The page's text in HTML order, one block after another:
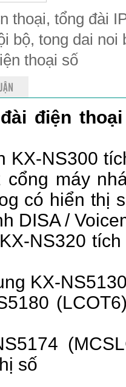
thoại, tổng đài
bộ, tong dai
thoại số
điện thoại
KX-NS300
máy
có hiển thị
DISA /
NS320
KX-
số